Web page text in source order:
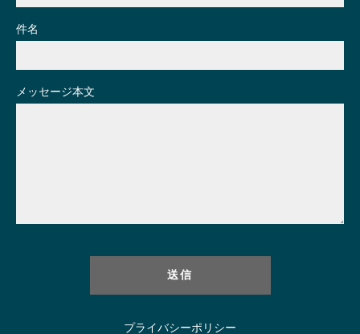
件名
メッセージ本文
プライバシーポリシー